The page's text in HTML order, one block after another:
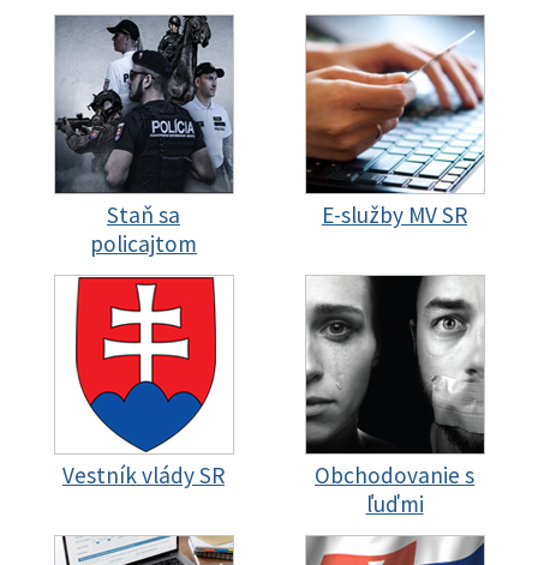
Staň sa
policajtom
E-služby MV SR
Vestník vlády SR
Obchodovanie s
ľuďmi